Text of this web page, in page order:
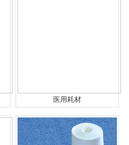
医用耗材